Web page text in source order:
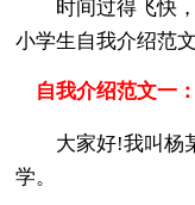
时间过得飞快
小学生自我介绍范
自我介绍范文一：
大家好!我叫杨
学。